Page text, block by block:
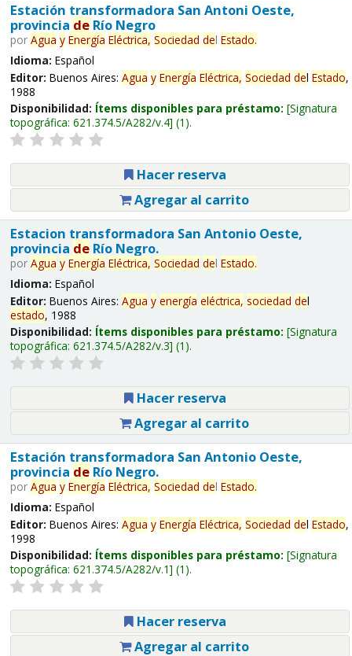
Estación transformadora San Antoni Oeste,
provincia deRío Negro
por Agua y Energía Eléctrica, Sociedad del Estado.
Idioma: Español
Editor: Buenos Aires: Agua y Energía Eléctrica, Sociedad del Estado,
1988
Disponibilidad: Ítems disponibles para préstamo: Signatura
topográfica: 621.374.5/A282/v.4 (1).
Hacer reserva
Agregar al carrito
Estacion transformadora San Antonio Oeste,
provincia deRío Negro.
por Agua y Energía Eléctrica, Sociedad del Estado.
Idioma: Español
Editor: Buenos Aires: Agua y energía eléctrica, sociedad del
estado, 1988
Disponibilidad: Ítems disponibles para préstamo: Signatura
topográfica: 621.374.5/A282/v.3 (1).
Hacer reserva
Agregar al carrito
Estación transformadora San Antonio Oeste,
provincia deRío Negro.
por Agua y Energía Eléctrica, Sociedad del Estado.
Idioma: Español
Editor: Buenos Aires: Agua y Energía Eléctrica, Sociedad del Estado,
1998
Disponibilidad: Ítems disponibles para préstamo: Signatura
topográfica: 621.374.5/A282/v.1 (1).
Hacer reserva
Agregar al carrito